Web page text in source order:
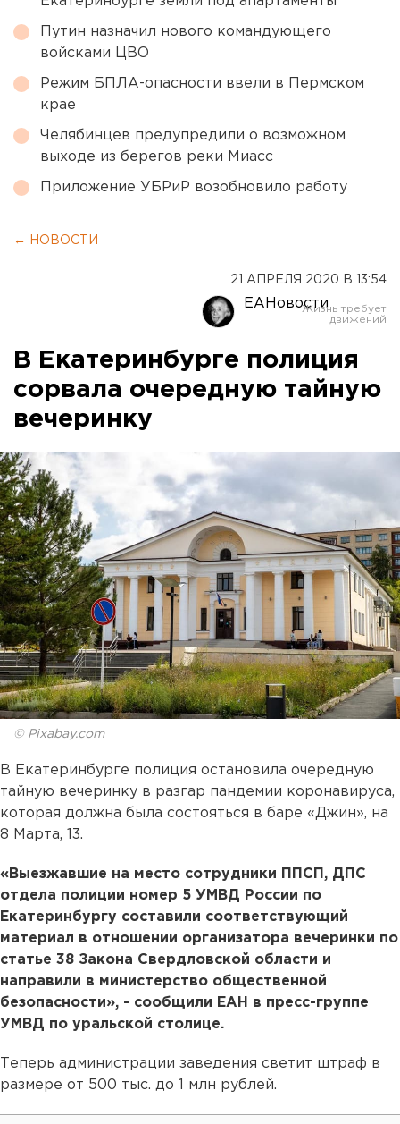
Путин назначил нового командующего
войсками ЦВО
Режим БПЛА-опасности ввели в Пермском
крае
Челябинцев предупредили о возможном
выходе из берегов реки Миасс
Приложение УБРиР возобновило работу
← НОВОСТИ
21 АПРЕЛЯ 2020 В 13:54
ЕАНовости
В Екатеринбурге полиция
сорвала очередную тайную
вечеринку
© Pixabay.com
В Екатеринбурге полиция остановила очередную
тайную вечеринку в разгар пандемии коронавируса,
которая должна была состояться в баре «Джин», на
8 Марта, 13.
«Выезжавшие на место сотрудники ППСП, ДПС
отдела полиции номер 5 УМВД России по
Екатеринбургу составили соответствующий
материал в отношении организатора вечеринки по
статье 38 Закона Свердловской области и
направили в министерство общественной
безопасности», - сообщили ЕАН в пресс-группе
УМВД по уральской столице.
Теперь администрации заведения светит штраф в
размере от 500 тыс. до 1 млн рублей.